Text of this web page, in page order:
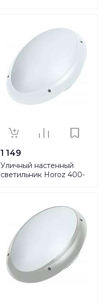
1 149
Уличный настенный
светильник Horoz 400-